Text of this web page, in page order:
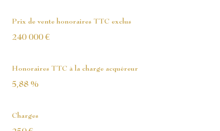
Prix de vente honoraires TTC exclus
240 000 €
Honoraires TTC à la charge acquéreur
5,88 %
Charges